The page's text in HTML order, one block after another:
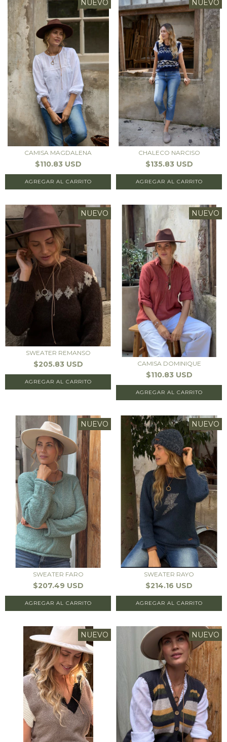
NUEVO
CAMISA MAGDALENA
$110.83 USD
AGREGAR AL CARRITO
NUEVO
CHALECO NARCISO
$135.83 USD
AGREGAR AL CARRITO
NUEVO
SWEATER REMANSO
$205.83 USD
AGREGAR AL CARRITO
NUEVO
CAMISA DOMINIQUE
$110.83 USD
AGREGAR AL CARRITO
NUEVO
SWEATER FARO
$207.49 USD
AGREGAR AL CARRITO
NUEVO
SWEATER RAYO
$214.16 USD
AGREGAR AL CARRITO
NUEVO NUEVO